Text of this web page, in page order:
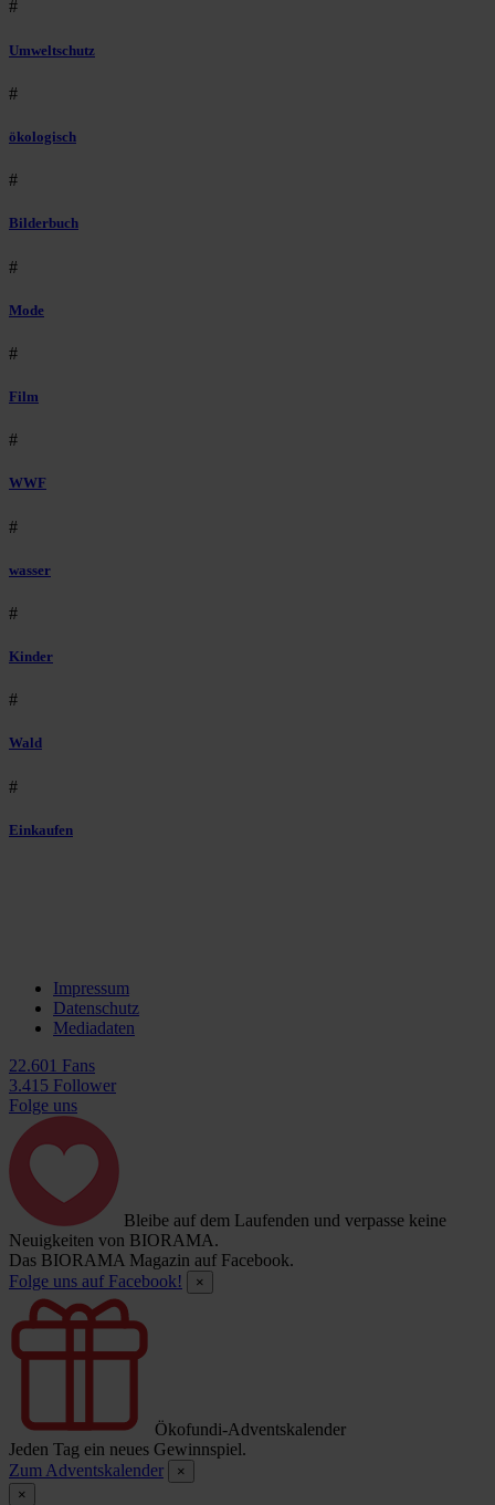
#
Umweltschutz
#
ökologisch
#
Bilderbuch
#
Mode
#
Film
#
WWF
#
wasser
#
Kinder
#
Wald
#
Einkaufen
Impressum
Datenschutz
Mediadaten
22.601 Fans
3.415 Follower
Folge uns
Bleibe auf dem Laufenden und verpasse keine
Neuigkeiten von BIORAMA.
Das BIORAMA Magazin auf Facebook.
Folge uns auf Facebook!
×
Ökofundi-Adventskalender
Jeden Tag ein neues Gewinnspiel.
Zum Adventskalender
×
×